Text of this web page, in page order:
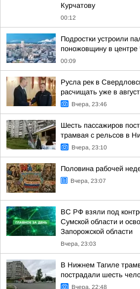
Курчатову
00:12
Подростки устроили
поножовщину в центре
00:09
Русла рек в
расчищать уже в
Вчера, 23:46
Шесть пассажиров
трамвая с рельсов в
Вчера, 23:10
Половина рабочей
Вчера, 23:07
ВС РФ взяли под
Сумской области и
Запорожской области
Вчера, 23:03
В Нижнем Тагиле
пострадали шесть
Вчера, 22:48